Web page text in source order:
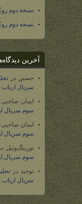
نسخه دوم
نسخه دوم
آخرین
حسین در
سریال
ایمان صاحبی
سوم سریال
ایمان صاحبی
سوم سریال
تورینگ‌وتیل
سوم سریال
توحید در
سریال